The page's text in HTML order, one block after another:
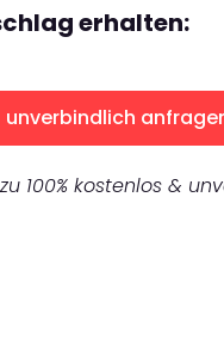
erhalten:
unverbindlich
100% kostenlos &